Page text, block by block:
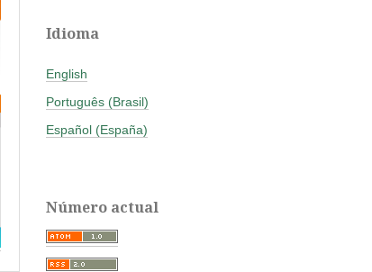
Idioma
English
Português (Brasil)
Español (España)
Número actual